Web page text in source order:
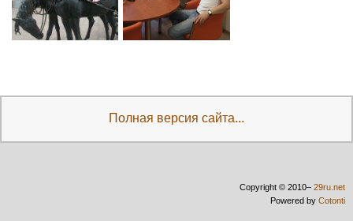
Полная версия сайта...
Copyright © 2010– 29ru.net
Powered by Cotonti